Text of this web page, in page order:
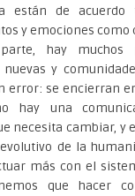
están de acuerdo
y emociones como
hay muchos
nuevas y
error: se encierran
hay una
necesita cambiar, y
de la
más con el
que hacer